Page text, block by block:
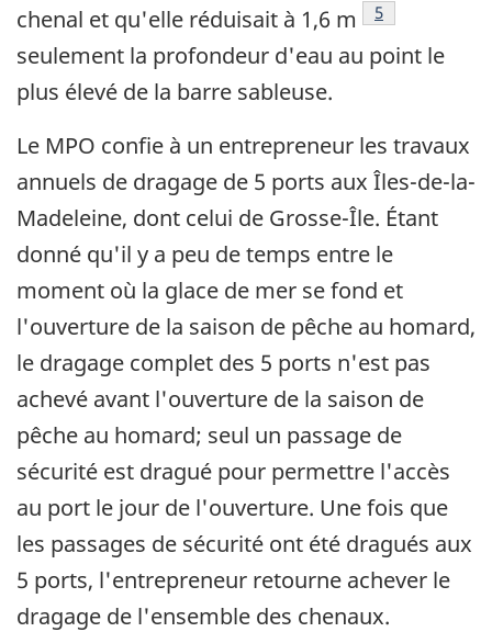
chenal et qu'elle réduisait à 1,6 m
Note de bas
5
seulement la profondeur d'eau au point le
plus élevé de la barre sableuse.
Le MPO confie à un entrepreneur les travaux
annuels de dragage de 5 ports aux Îles-de-la-
Madeleine, dont celui de Grosse-Île. Étant
donné qu'il y a peu de temps entre le
moment où la glace de mer se fond et
l'ouverture de la saison de pêche au homard,
le dragage complet des 5 ports n'est pas
achevé avant l'ouverture de la saison de
pêche au homard; seul un passage de
sécurité est dragué pour permettre l'accès
au port le jour de l'ouverture. Une fois que
les passages de sécurité ont été dragués aux
5 ports, l'entrepreneur retourne achever le
dragage de l'ensemble des chenaux.